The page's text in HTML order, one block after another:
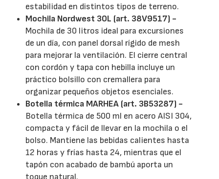
estabilidad en distintos tipos de terreno.
Mochila Nordwest 30L (art. 38V9517) -
Mochila de 30 litros ideal para excursiones
de un día, con panel dorsal rígido de mesh
para mejorar la ventilación. El cierre central
con cordón y tapa con hebilla incluye un
práctico bolsillo con cremallera para
organizar pequeños objetos esenciales.
Botella térmica MARHEA (art. 3B53287) -
Botella térmica de 500 ml en acero AISI 304,
compacta y fácil de llevar en la mochila o el
bolso. Mantiene las bebidas calientes hasta
12 horas y frías hasta 24, mientras que el
tapón con acabado de bambú aporta un
toque natural.